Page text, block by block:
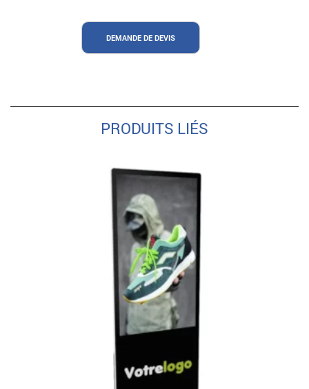
DEMANDE DE DEVIS
PRODUITS LIÉS